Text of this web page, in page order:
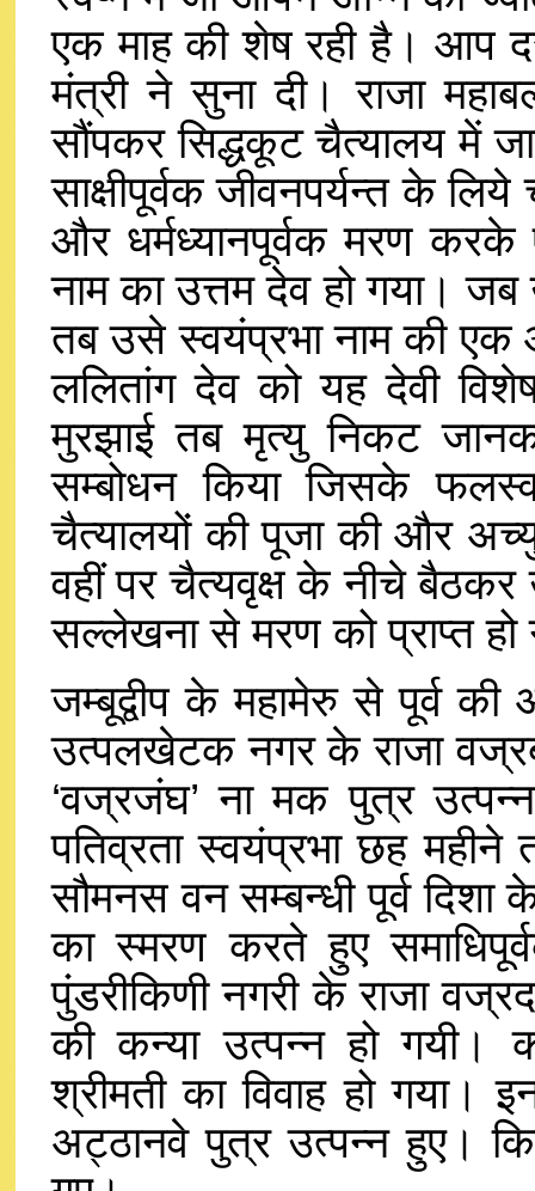
एक माह की शेष रही है। आप
मंत्री ने सुना दी। राजा
सौंपकर सिद्धकूट चैत्यालय में
साक्षीपूर्वक जीवनपर्यन्त के
और धर्मध्यानपूर्वक मरण करके
नाम का उत्तम देव हो गया।
तब उसे स्वयंप्रभा नाम की एक
ललितांग देव को यह देवी
मुरझाई तब मृत्यु निकट
सम्बोधन किया जिसके
चैत्यालयों की पूजा की और
वहीं पर चैत्यवृक्ष के नीचे
सल्लेखना से मरण को प्राप्त हो
जम्बूद्वीप के महामेरु से पूर्व
उत्पलखेटक नगर के राजा
‘वज्रजंघ’ ना मक पुत्र
पतिव्रता स्वयंप्रभा छह
सौमनस वन सम्बन्धी पूर्व दिशा
का स्मरण करते हुए
पुंडरीकिणी नगरी के राजा
की कन्या उत्पन्न हो गयी।
श्रीमती का विवाह हो
अट्ठानवे पुत्र उत्पन्न हुए।